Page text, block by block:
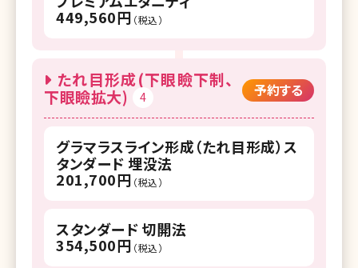
449,560円 （税込）
たれ目形成(下眼瞼下制、
下眼瞼拡大)
4 予約する
グラマラスライン形成（たれ目形成）ス
タンダード 埋没法
201,700円 （税込）
スタンダード 切開法
354,500円 （税込）